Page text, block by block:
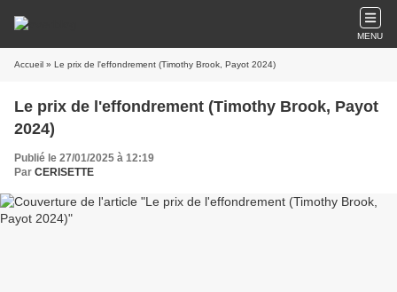
MENU
Accueil » Le prix de l'effondrement (Timothy Brook, Payot 2024)
Le prix de l'effondrement (Timothy Brook, Payot
2024)
Publié le 27/01/2025 à 12:19
Par CERISETTE